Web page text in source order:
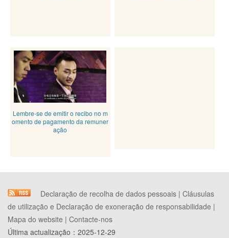
Lembre-se de emitir o recibo no m
omento de pagamento da remuner
ação
Declaração de recolha de dados pessoais | Cláusulas
de utilização e Declaração de exoneração de responsabilidade |
Mapa do website | Contacte-nos
Última actualização： 2025-12-29